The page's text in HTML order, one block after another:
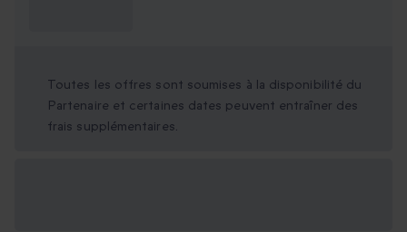
Toutes les offres sont soumises à la disponibilité du
Partenaire et certaines dates peuvent entraîner des
frais supplémentaires.